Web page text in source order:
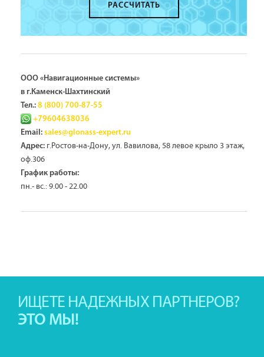
РАССЧИТАТЬ
ООО «Навигационные системы»
в г.Каменск-Шахтинский
Тел.: 8 (800) 700-87-55
+79604638036
Email: sales@glonass-expert.ru
Адрес: г.Ростов-на-Дону, ул. Вавилова, 58 левое крыло 3 этаж,
оф.306
График работы:
пн.- вс.: 9.00 - 22.00
ИЩЕТЕ НАДЕЖНЫХ ПАРТНЕРОВ?
ЭТО МЫ!